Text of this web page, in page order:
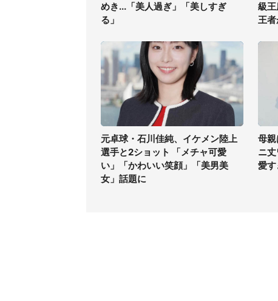
めき...「美人過ぎ」「美しすぎ
る」
級
王
元卓球・石川佳純、イケメン陸上
選手と2ショット 「メチャ可愛
い」「かわいい笑顔」「美男美
女」話題に
母
ニ
愛す